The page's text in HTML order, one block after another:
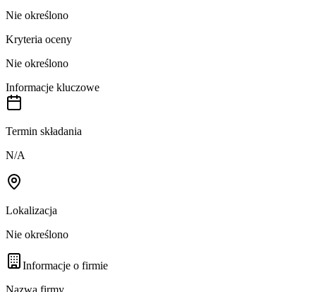
Nie określono
Kryteria oceny
Nie określono
Informacje kluczowe
Termin składania
N/A
Lokalizacja
Nie określono
Informacje o firmie
Nazwa firmy